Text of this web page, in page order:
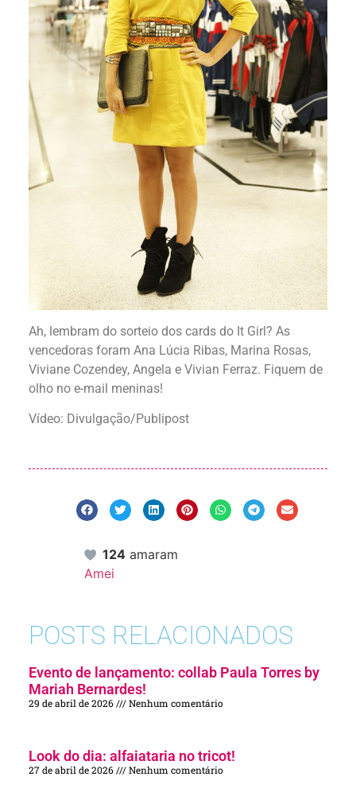
Ah, lembram do sorteio dos cards do It Girl? As
vencedoras foram Ana Lúcia Ribas, Marina Rosas,
Viviane Cozendey, Angela e Vivian Ferraz. Fiquem de
olho no e-mail meninas!
Vídeo: Divulgação/Publipost
124 amaram
Amei
POSTS RELACIONADOS
Evento de lançamento: collab Paula Torres by
Mariah Bernardes!
29 de abril de 2026 Nenhum comentário
Look do dia: alfaiataria no tricot!
27 de abril de 2026 Nenhum comentário